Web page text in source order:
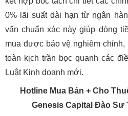
0% lãi suất dài hạn từ ngân
vấn chuẩn xác này giúp dòng
mua được bảo vệ nghiêm
toàn kịch trần bọc quanh các
Luật Kinh doanh mới.
Hotline Mua Bán + Cho
Genesis Capital Đào Sư